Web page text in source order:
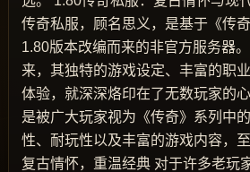
传奇私服，顾名思义，是基于《传
1.80版本改编而来的非官方服务器
来，其独特的游戏设定、丰富的职
体验，就深深烙印在了无数玩家的
是被广大玩家视为《传奇》系列中
性、耐玩性以及丰富的游戏内容，
复古情怀，重温经典 对于许多老玩